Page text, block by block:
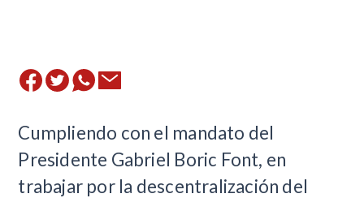
Cumpliendo con el mandato del
Presidente Gabriel Boric Font, en
trabajar por la descentralización del